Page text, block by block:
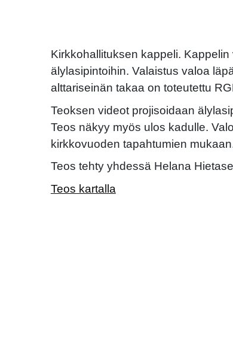
Kirkkohallituksen kappeli.
älylasipintoihin. Valaistus valoa
alttariseinän takaa on toteutettu
Teoksen videot projisoidaan
Teos näkyy myös ulos kadulle.
kirkkovuoden tapahtumien
Teos tehty yhdessä Helana
Teos kartalla